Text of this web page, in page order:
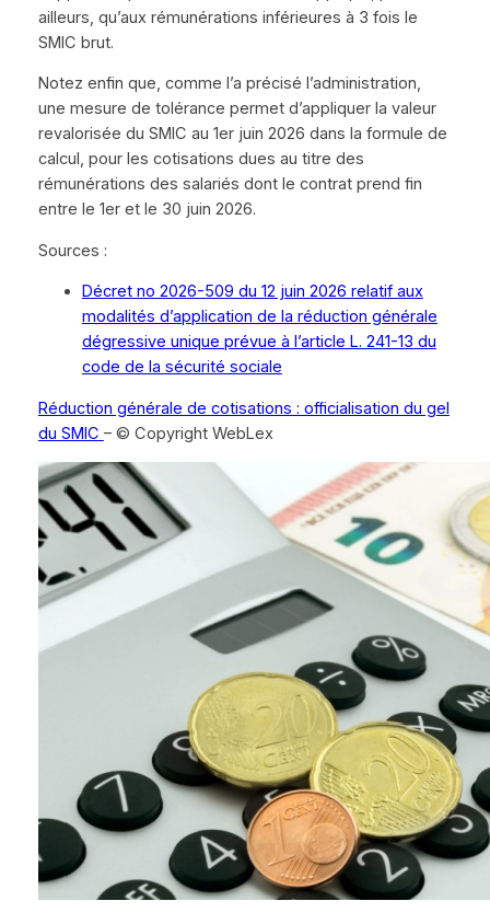
ailleurs, qu’aux rémunérations inférieures à 3 fois le
SMIC brut.
Notez enfin que, comme l’a précisé l’administration,
une mesure de tolérance permet d’appliquer la valeur
revalorisée du SMIC au 1er juin 2026 dans la formule de
calcul, pour les cotisations dues au titre des
rémunérations des salariés dont le contrat prend fin
entre le 1er et le 30 juin 2026.
Sources :
Décret no 2026-509 du 12 juin 2026 relatif aux
modalités d’application de la réduction générale
dégressive unique prévue à l’article L. 241-13 du
code de la sécurité sociale
Réduction générale de cotisations : officialisation du gel
du SMIC – © Copyright WebLex